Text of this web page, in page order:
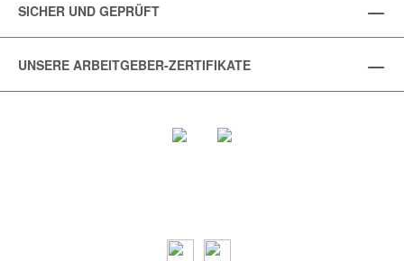
SICHER UND GEPRÜFT
UNSERE ARBEITGEBER-ZERTIFIKATE